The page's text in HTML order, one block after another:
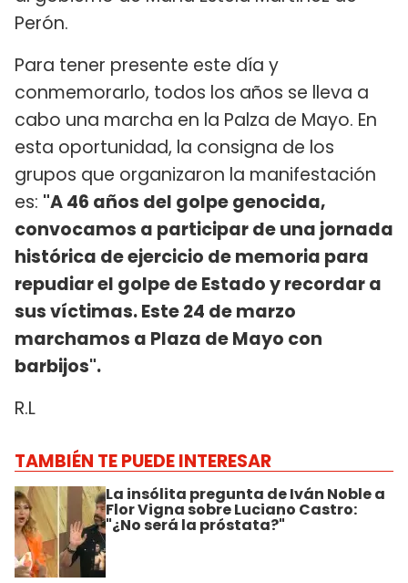
Perón.
Para tener presente este día y
conmemorarlo, todos los años se lleva a
cabo una marcha en la Palza de Mayo. En
esta oportunidad, la consigna de los
grupos que organizaron la manifestación
es: "A 46 años del golpe genocida,
convocamos a participar de una jornada
histórica de ejercicio de memoria para
repudiar el golpe de Estado y recordar a
sus víctimas. Este 24 de marzo
marchamos a Plaza de Mayo con
barbijos".
R.L
TAMBIÉN TE PUEDE INTERESAR
La insólita pregunta de Iván Noble a
Flor Vigna sobre Luciano Castro:
"¿No será la próstata?"